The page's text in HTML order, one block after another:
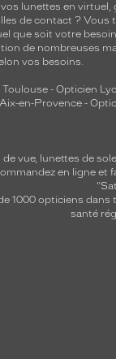
lunettes en virtuel,
de contact ? Vous
que soit votre
de nombreuses
vos besoins.
- Opticien
en-Provence -
de vue, lunettes de
en ligne et
1000 opticiens dans
santé